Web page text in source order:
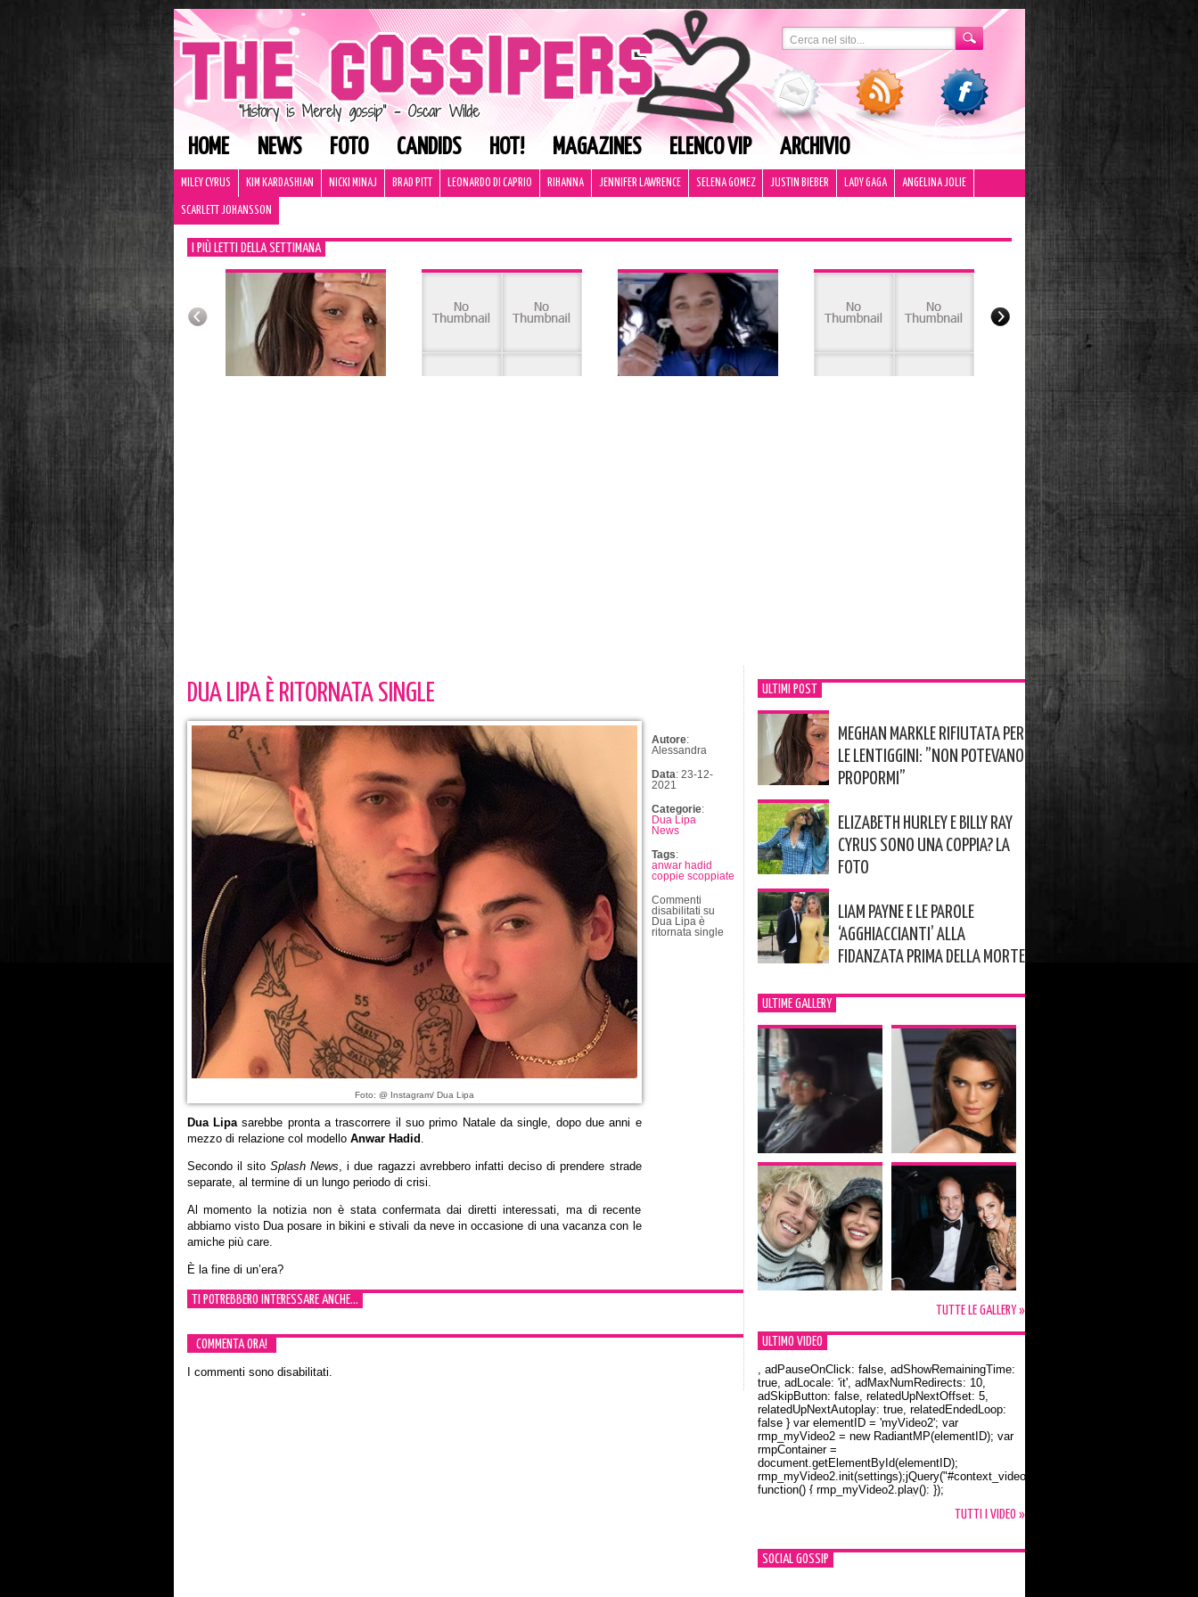
HOME NEWS FOTO CANDIDS HOT! MAGAZINES ELENCO VIP ARCHIVIO
MILEY CYRUS KIM KARDASHIAN NICKI MINAJ BRAD PITT LEONARDO DI CAPRIO RIHANNA JENNIFER LAWRENCE SELENA GOMEZ JUSTIN BIEBER LADY GAGA ANGELINA JOLIE
SCARLETT JOHANSSON
I PIÙ LETTI DELLA SETTIMANA
DUA LIPA È RITORNATA SINGLE
Foto: @ Instagram/ Dua Lipa
Dua Lipasarebbe pronta a trascorrere il suo primo Natale da single, dopo due anni e
mezzo di relazione col modello Anwar Hadid .
Secondo il sito Splash News, i due ragazzi avrebbero infatti deciso di prendere strade
separate, al termine di un lungo periodo di crisi.
Al momento la notizia non è stata confermata dai diretti interessati, ma di recente
abbiamo visto Dua posare in bikini e stivali da neve in occasione di una vacanza con le
amiche più care.
È la fine di un’era?
Autore:
Alessandra
Data: 23-12-
2021
Categorie:
Dua Lipa
News
Tags:
anwar hadid
coppie scoppiate
Commenti
disabilitati su
Dua Lipa è
ritornata single
TI POTREBBERO INTERESSARE ANCHE...
COMMENTA ORA!
I commenti sono disabilitati.
ULTIMI POST
MEGHAN MARKLE RIFIUTATA PER
LE LENTIGGINI: ”NON POTEVANO
PROPORMI”
ELIZABETH HURLEY E BILLY RAY
CYRUS SONO UNA COPPIA? LA
FOTO
LIAM PAYNE E LE PAROLE
‘AGGHIACCIANTI’ ALLA
FIDANZATA PRIMA DELLA MORTE
ULTIME GALLERY
TUTTE LE GALLERY »
ULTIMO VIDEO
Orlando Bloom e la t-shirt dedicata a Flynn
, adPauseOnClick: false, adShowRemainingTime:
true, adLocale: 'it', adMaxNumRedirects: 10,
adSkipButton: false, relatedUpNextOffset: 5,
relatedUpNextAutoplay: true, relatedEndedLoop:
false } var elementID = 'myVideo2'; var
rmp_myVideo2 = new RadiantMP(elementID); var
rmpContainer =
document.getElementById(elementID);
rmp_myVideo2.init(settings);jQuery("#context_video2").one("mouseover",
function() { rmp_myVideo2.play(); });
TUTTI I VIDEO »
SOCIAL GOSSIP